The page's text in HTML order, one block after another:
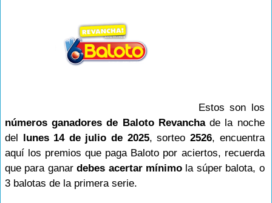
Estos son los
números ganadores de Baloto Revanchade la noche
del lunes 14 de julio de 2025, sorteo 2526, encuentra
aquí los premios que paga Baloto por aciertos, recuerda
que para ganardebes acertar mínimo la súper balota, o
3 balotas de la primera serie.